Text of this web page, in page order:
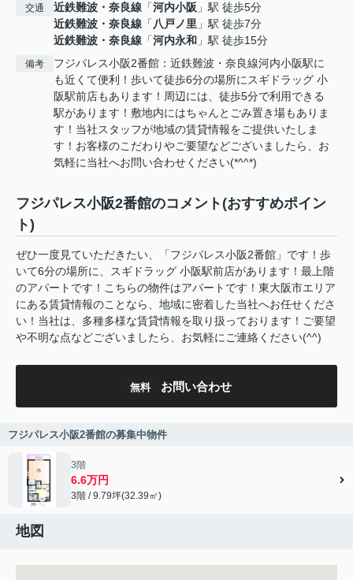
交通 近鉄難波・奈良線 「河内小阪 」駅 徒歩5分
近鉄難波・奈良線 「八戸ノ里 」駅 徒歩7分
近鉄難波・奈良線 「河内永和 」駅 徒歩15分
備考
フジパレス小阪2番館：近鉄難波・奈良線河内小阪駅に
も近くて便利！歩いて徒歩6分の場所にスギドラッグ 小
阪駅前店もあります！周辺には、徒歩5分で利用できる
駅があります！敷地内にはちゃんとごみ置き場もありま
す！当社スタッフが地域の賃貸情報をご提供いたしま
す！お客様のこだわりやご要望などございましたら、お
気軽に当社へお問い合わせください(*^^*)
フジパレス小阪2番館のコメント(おすすめポイン
ト)
ぜひ一度見ていただきたい、「フジパレス小阪2番館」です！歩
いて6分の場所に、スギドラッグ 小阪駅前店があります！最上階
のアパートです！こちらの物件はアパートです！東大阪市エリア
にある賃貸情報のことなら、地域に密着した当社へお任せくださ
い！当社は、多種多様な賃貸情報を取り扱っております！ご要望
や不明な点などございましたら、お気軽にご連絡ください(^^)
無料 お問い合わせ
フジパレス小阪2番館の募集中物件
3階
6.6万円
3階 / 9.79坪(32.39㎡)
地図